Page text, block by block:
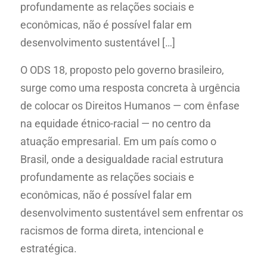
profundamente as relações sociais e
econômicas, não é possível falar em
desenvolvimento sustentável […]
O ODS 18, proposto pelo governo brasileiro,
surge como uma resposta concreta à urgência
de colocar os Direitos Humanos — com ênfase
na equidade étnico-racial — no centro da
atuação empresarial. Em um país como o
Brasil, onde a desigualdade racial estrutura
profundamente as relações sociais e
econômicas, não é possível falar em
desenvolvimento sustentável sem enfrentar os
racismos de forma direta, intencional e
estratégica.